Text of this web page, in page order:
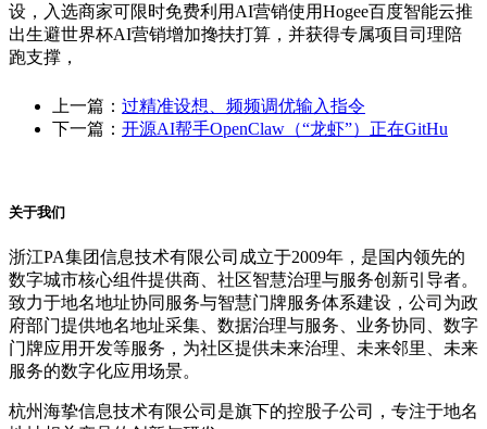
设，入选商家可限时免费利用AI营销使用Hogee百度智能云推
出生避世界杯AI营销增加搀扶打算，并获得专属项目司理陪
跑支撑，
上一篇： 过精准设想、频频调优输入指令
下一篇： 开源AI帮手OpenClaw（“龙虾”）正在GitHu
关于我们
浙江PA集团信息技术有限公司成立于2009年，是国内领先的
数字城市核心组件提供商、社区智慧治理与服务创新引导者。
致力于地名地址协同服务与智慧门牌服务体系建设，公司为政
府部门提供地名地址采集、数据治理与服务、业务协同、数字
门牌应用开发等服务，为社区提供未来治理、未来邻里、未来
服务的数字化应用场景。
杭州海挚信息技术有限公司是旗下的控股子公司，专注于地名